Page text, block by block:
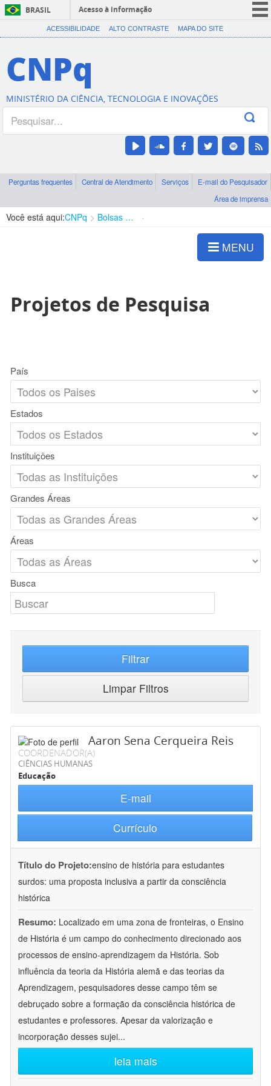
BRASIL
Acesso à informação
CORONAVÍRUS (COVID-19)
Canais
ACESSIBILIDADE ALTO CONTRASTE MAPA DO SITE
CNPq
MINISTÉRIO DA CIÊNCIA, TECNOLOGIA E INOVAÇÕES
Perguntas frequentes Central de Atendimento Serviços
E-mail do Pesquisador
Área de imprensa
Você está aqui:CNPq Bolsas e Auxílios Vigentes
MENU
Projetos de Pesquisa
País
Estados
Instituições
Grandes Áreas
Áreas
Busca
Filtrar
Limpar Filtros
Aaron Sena Cerqueira Reis
COORDENADOR(A)
CIÊNCIAS HUMANAS
Educação
E-mail
Currículo
Título do Projeto:ensino de história para estudantes
surdos: uma proposta inclusiva a partir da consciência
histórica
Resumo: Localizado em uma zona de fronteiras, o Ensino
de História é um campo do conhecimento direcionado aos
processos de ensino-aprendizagem da História. Sob
influência da teoria da História alemã e das teorias da
Aprendizagem, pesquisadores desse campo têm se
debruçado sobre a formação da consciência histórica de
estudantes e professores. Apesar da valorização e
incorporação desses sujei...
leia mais